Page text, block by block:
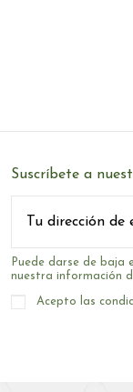
Suscríbete a
Puede darse de baja
nuestra información
Acepto las